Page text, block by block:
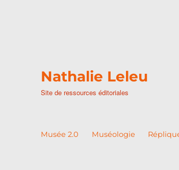
Nathalie Leleu
Site de ressources éditoriales
Musée 2.0 Muséologie